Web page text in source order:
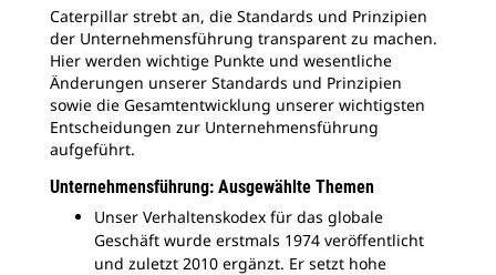
Caterpillar strebt an, die Standards und Prinzipien
der Unternehmensführung transparent zu machen.
Hier werden wichtige Punkte und wesentliche
Änderungen unserer Standards und Prinzipien
sowie die Gesamtentwicklung unserer wichtigsten
Entscheidungen zur Unternehmensführung
aufgeführt.
Unternehmensführung: Ausgewählte Themen
Unser Verhaltenskodex für das globale
Geschäft wurde erstmals 1974 veröffentlicht
und zuletzt 2010 ergänzt. Er setzt hohe